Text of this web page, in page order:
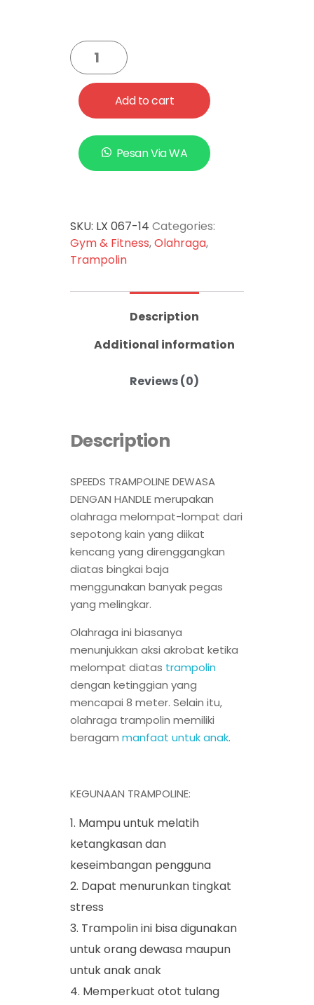
melatih fisik.
Add to cart
Pesan Via WA
SKU: LX 067-14 Categories:
Gym & Fitness,Olahraga,
Trampolin
Description
Additional information
Reviews (0)
Description
SPEEDS TRAMPOLINE DEWASA
DENGAN HANDLE merupakan
olahraga melompat-lompat dari
sepotong kain yang diikat
kencang yang direnggangkan
diatas bingkai baja
menggunakan banyak pegas
yang melingkar.
Olahraga ini biasanya
menunjukkan aksi akrobat ketika
melompat diatas trampolin
dengan ketinggian yang
mencapai 8 meter. Selain itu,
olahraga trampolin memiliki
beragam manfaat untuk anak.
KEGUNAAN TRAMPOLINE:
Mampu untuk melatih
ketangkasan dan
keseimbangan pengguna
Dapat menurunkan tingkat
stress
Trampolin ini bisa digunakan
untuk orang dewasa maupun
untuk anak anak
Memperkuat otot tulang